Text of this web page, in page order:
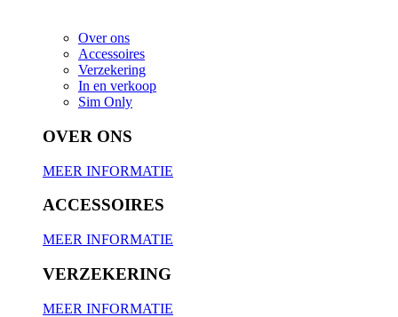
Over ons
Accessoires
Verzekering
In en verkoop
Sim Only
OVER ONS
MEER INFORMATIE
ACCESSOIRES
MEER INFORMATIE
VERZEKERING
MEER INFORMATIE